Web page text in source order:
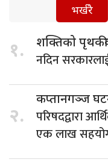
भर्खरै
१. शक्तिको
नदिन
२.
कप्तानगञ्ज
परिषदद्वारा
एक लाख